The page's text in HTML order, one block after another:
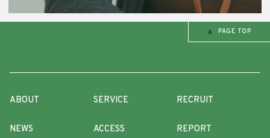
PAGE TOP
ABOUT
NEWS
SERVICE
ACCESS
RECRUIT
REPORT